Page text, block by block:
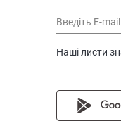
Введіть E-mail
Наші листи